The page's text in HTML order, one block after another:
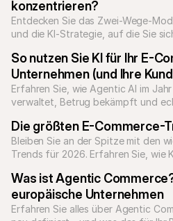
konzentrieren?
Entdecken Sie das Zwei-Wege-
und die KI-Strategie, auf die Sie
So nutzen Sie KI für Ihr E-
Unternehmen (und Ihre
Erfahren Sie, wie Agentic AI im
verwaltet, Betrug bekämpft und
Die größten E-Commerce-
Bleiben Sie an der Spitze mit den
Trends für 2026. Erfahren Sie, wie
Was ist Agentic
europäische Unternehmen
Erfahren Sie alles über Agentic